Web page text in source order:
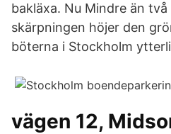
bakläxa. Nu Mindre än
skärpningen höjer den
böterna i Stockholm
vägen 12,